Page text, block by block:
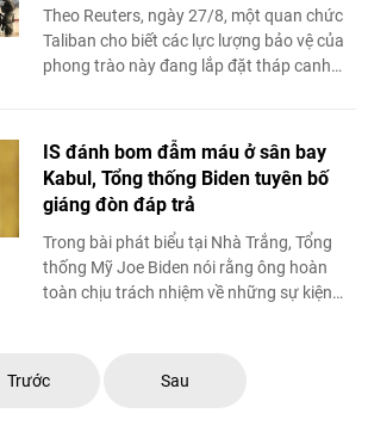
Theo Reuters, ngày 27/8, một quan chức
Taliban cho biết các lực lượng bảo vệ của
phong trào này đang lắp đặt tháp canh
IS đánh bom đẫm máu ở sân bay
Kabul, Tổng thống Biden tuyên bố
giáng đòn đáp trả
Trong bài phát biểu tại Nhà Trắng, Tổng
thống Mỹ Joe Biden nói rằng ông hoàn
toàn chịu trách nhiệm về những sự kiện
Trước
Sau